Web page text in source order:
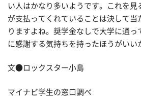
い人はかなり多いようです。これを見
が支払ってくれていることは決して当
りますよね。奨学金なしで大学に通っ
に感謝する気持ちを持ったほうがいい
文●ロックスター小島
マイナビ学生の窓口調べ